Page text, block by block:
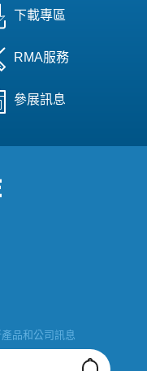
下載專區
RMA服務
參展訊息
品和公司訊息